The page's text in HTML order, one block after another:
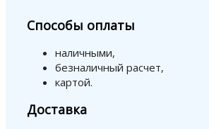
Способы оплаты
наличными,
безналичный расчет,
картой.
Доставка